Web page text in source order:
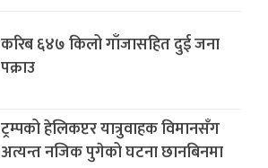
करिब ६४७ किलो गाँजासहित दुई जना
पक्राउ
ट्रम्पको हेलिकप्टर यात्रुवाहक विमानसँग
अत्यन्त नजिक पुगेको घटना छानबिनमा